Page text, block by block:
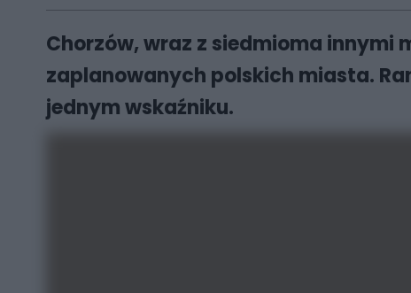
Chorzów, wraz z siedmioma innymi
zaplanowanych polskich miasta.
jednym wskaźniku.